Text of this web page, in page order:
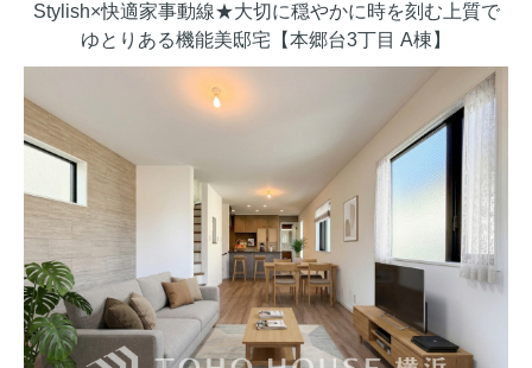
Stylish×快適家事動線★大切に穏やかに時を刻む上質で
ゆとりある機能美邸宅【本郷台3丁目 A棟】